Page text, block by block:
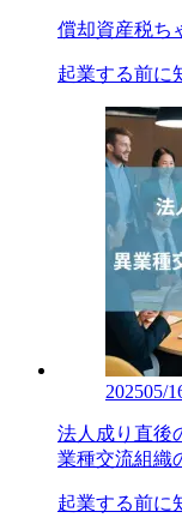
償却資産税ち
起業する前に
202505/
法人成り直後
業種交流組織
起業する前に